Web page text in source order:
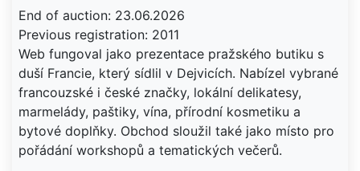
End of auction: 23.06.2026
Previous registration: 2011
Web fungoval jako prezentace pražského butiku s
duší Francie, který sídlil v Dejvicích. Nabízel vybrané
francouzské i české značky, lokální delikatesy,
marmelády, paštiky, vína, přírodní kosmetiku a
bytové doplňky. Obchod sloužil také jako místo pro
pořádání workshopů a tematických večerů.